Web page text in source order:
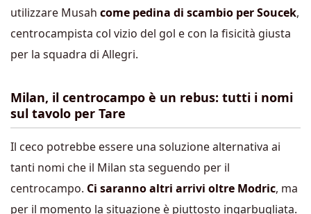
utilizzare Musah come pedina di scambio per Soucek,
centrocampista col vizio del gol e con la fisicità giusta
per la squadra di Allegri.
Milan, il centrocampo è un rebus: tutti i nomi
sul tavolo per Tare
Il ceco potrebbe essere una soluzione alternativa ai
tanti nomi che il Milan sta seguendo per il
centrocampo. Ci saranno altri arrivi oltre Modric, ma
per il momento la situazione è piuttosto ingarbugliata.